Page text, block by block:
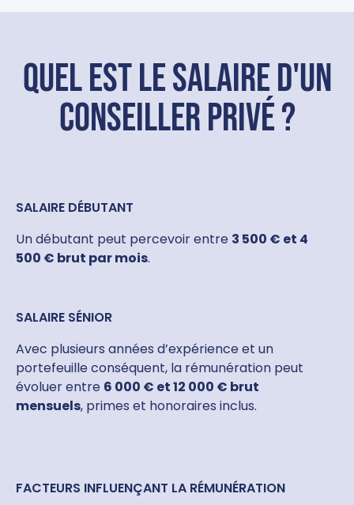
Quel est le salaire d'un
conseiller privé ?
SALAIRE DÉBUTANT
Un débutant peut percevoir entre 3 500 € et 4
500 € brut par mois.
SALAIRE SÉNIOR
Avec plusieurs années d’expérience et un
portefeuille conséquent, la rémunération peut
évoluer entre 6 000 € et 12 000 € brut
mensuels, primes et honoraires inclus.
FACTEURS INFLUENÇANT LA RÉMUNÉRATION